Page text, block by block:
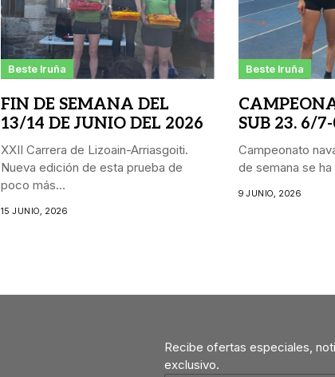
Beste Iruña
FIN DE SEMANA DEL
13/14 DE JUNIO DEL 2026
XXII Carrera de Lizoain-Arriasgoiti.
Nueva edición de esta prueba de
poco más...
15 JUNIO, 2026
Beste Iruña
SUB 23. 6/
Campeonato
de semana se
9 JUNIO, 2026
Recibe ofertas especiales,
exclusivo.